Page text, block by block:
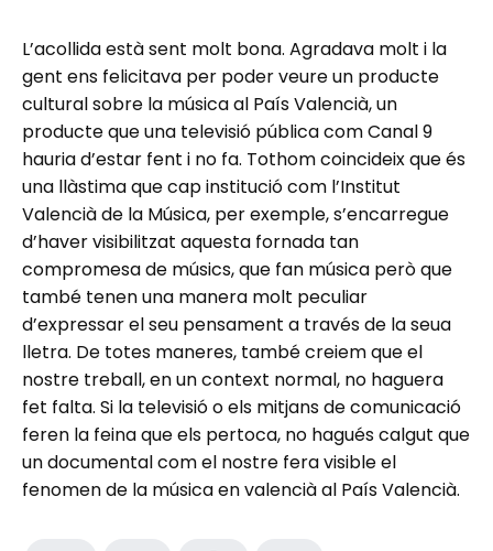
L’acollida està sent molt bona. Agradava molt i la
gent ens felicitava per poder veure un producte
cultural sobre la música al País Valencià, un
producte que una televisió pública com Canal 9
hauria d’estar fent i no fa. Tothom coincideix que és
una llàstima que cap institució com l’Institut
Valencià de la Música, per exemple, s’encarregue
d’haver visibilitzat aquesta fornada tan
compromesa de músics, que fan música però que
també tenen una manera molt peculiar
d’expressar el seu pensament a través de la seua
lletra. De totes maneres, també creiem que el
nostre treball, en un context normal, no haguera
fet falta. Si la televisió o els mitjans de comunicació
feren la feina que els pertoca, no hagués calgut que
un documental com el nostre fera visible el
fenomen de la música en valencià al País Valencià.